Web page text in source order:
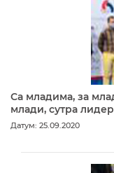
Са младима, за
млади, сутра
Датум: 25.09.2020